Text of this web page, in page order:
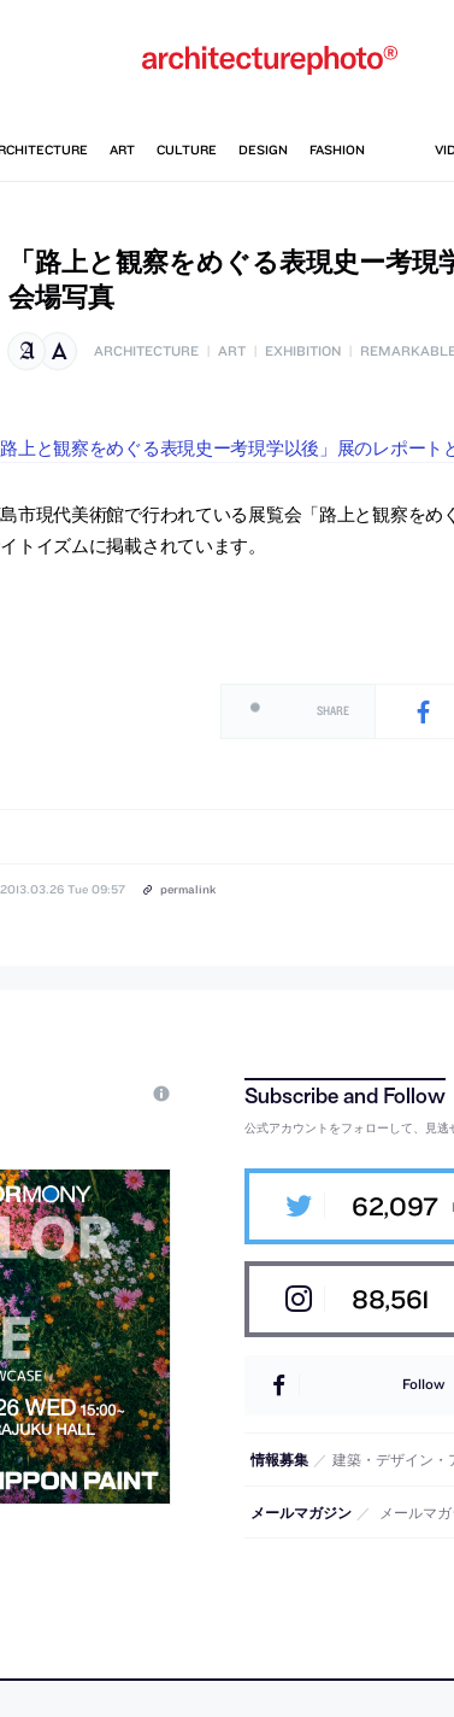
「路上と観察をめぐる表現史ー考
会場写真
ARCHITECTURE ART EXHIBITION
上と観察をめぐる表現史ー考現学以後」展のレポー
市現代美術館で行われている展覧会「路上と観察を
トイズムに掲載されています。
SHARE
2013.03.26 Tue 09:57 permalink
公式アカウントをフォローして、見逃
62,097
88,561
Follow
情報募集 ／ 建築・デザイン・
メールマガジン ／ メールマ